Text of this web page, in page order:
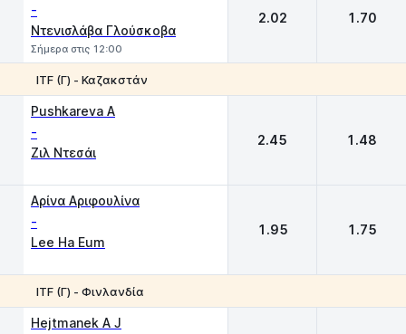
-
Ντενισλάβα Γλούσκοβα
Σήμερα στις 12:00
2.02 1.70
ITF (Γ) - Καζακστάν
Pushkareva A
-
Ζιλ Ντεσάι
2.45 1.48
Αρίνα Αριφουλίνα
-
Lee Ha Eum
1.95 1.75
ΙTF (Γ) - Φινλανδία
Hejtmanek A J